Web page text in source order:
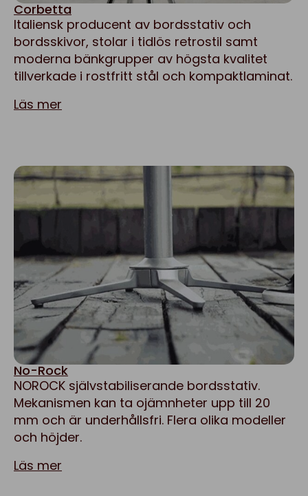
Corbetta
Italiensk producent av bordsstativ och
bordsskivor, stolar i tidlös retrostil samt
moderna bänkgrupper av högsta kvalitet
tillverkade i rostfritt stål och kompaktlaminat.
Läs mer
No-Rock
NOROCK självstabiliserande bordsstativ.
Mekanismen kan ta ojämnheter upp till 20
mm och är underhållsfri. Flera olika modeller
och höjder.
Läs mer